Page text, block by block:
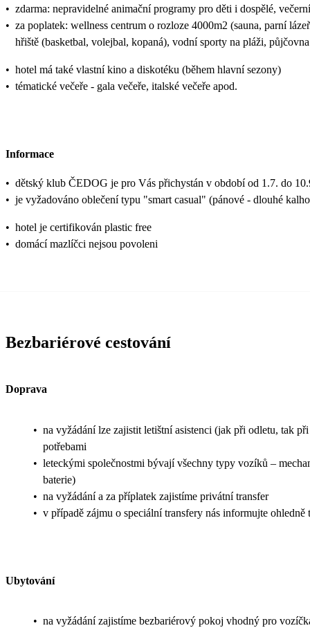
• zdarma: nepravidelné animační programy pro děti i dospělé,
• za poplatek: wellness centrum o rozloze 4000m2 (sauna, parní
hřiště (basketbal, volejbal, kopaná), vodní sporty na pláži,
• hotel má také vlastní kino a diskotéku (během hlavní sezony)
• tématické večeře - gala večeře, italské večeře apod.
Informace
• dětský klub ČEDOG je pro Vás přichystán v období od 1.7. do
• je vyžadováno oblečení typu "smart casual" (pánové - dlouhé
• hotel je certifikován plastic free
• domácí mazlíčci nejsou povoleni
Bezbariérové cestování
Doprava
• na vyžádání lze zajistit letištní asistenci (jak při odletu, tak
potřebami
• leteckými společnostmi bývají všechny typy vozíků –
baterie)
• na vyžádání a za příplatek zajistíme privátní transfer
• v případě zájmu o speciální transfery nás informujte
Ubytování
• na vyžádání zajistíme bezbariérový pokoj vhodný pro